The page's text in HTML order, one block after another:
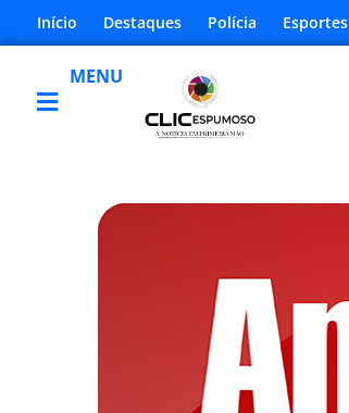
Início Destaques Polícia Esportes
MENU